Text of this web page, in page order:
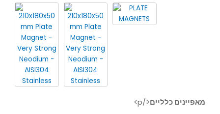
מאפיינים כלליים</p>